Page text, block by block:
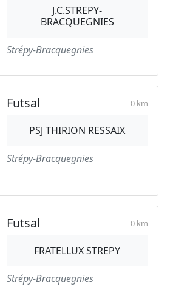
J.C.STREPY-
BRACQUEGNIES
Strépy-Bracquegnies
Futsal 0 km
PSJ THIRION RESSAIX
Strépy-Bracquegnies
Futsal 0 km
FRATELLUX STREPY
Strépy-Bracquegnies